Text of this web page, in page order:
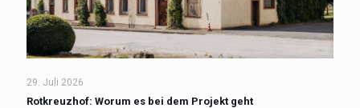
29. Juli 2026
Rotkreuzhof: Worum es bei dem Projekt geht